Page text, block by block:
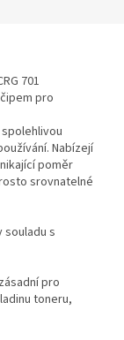
701
pro
Nabízejí
poměr
srovnatelné
souladu s
pro
toneru,